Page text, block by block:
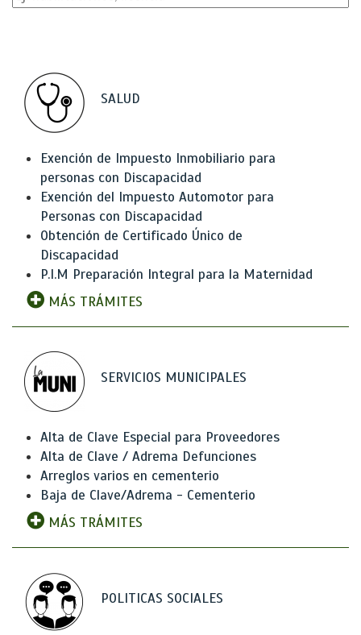
SALUD
Exención de Impuesto Inmobiliario para
personas con Discapacidad
Exención del Impuesto Automotor para
Personas con Discapacidad
Obtención de Certificado Único de
Discapacidad
P.I.M Preparación Integral para la Maternidad
MÁS TRÁMITES
SERVICIOS MUNICIPALES
Alta de Clave Especial para Proveedores
Alta de Clave / Adrema Defunciones
Arreglos varios en cementerio
Baja de Clave/Adrema - Cementerio
MÁS TRÁMITES
POLITICAS SOCIALES